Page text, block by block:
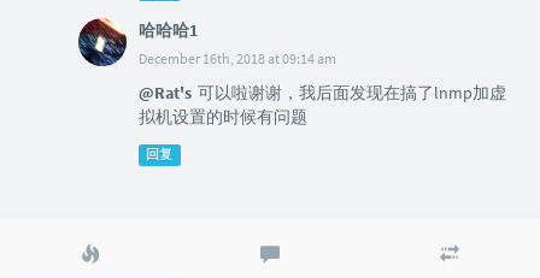
哈哈哈1
December 16th, 2018 at 09:14 am
@Rat's 可以啦谢谢，我后面发现在搞了lnmp加虚
拟机设置的时候有问题
回复